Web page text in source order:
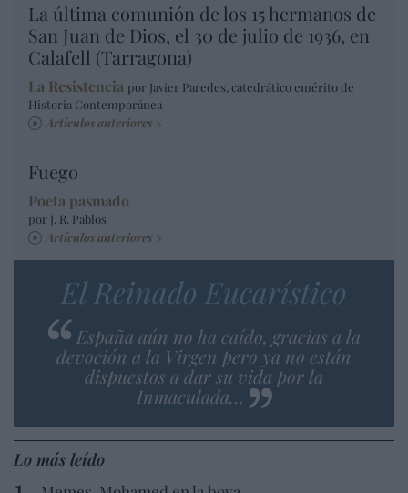
La última comunión de los 15 hermanos de
San Juan de Dios, el 30 de julio de 1936, en
Calafell (Tarragona)
La Resistencia por Javier Paredes, catedrático emérito de
Historia Contemporánea
Artículos anteriores
Fuego
Poeta pasmado
por J. R. Pablos
Artículos anteriores
El Reinado Eucarístico
España aún no ha caído, gracias a la
devoción a la Virgen pero ya no están
dispuestos a dar su vida por la
Inmaculada…
Lo más leído